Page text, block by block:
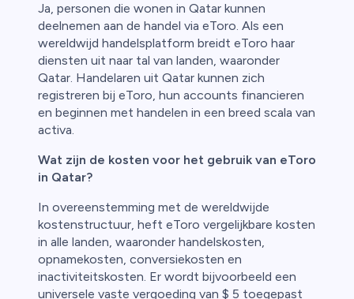
Ja, personen die wonen in Qatar kunnen
deelnemen aan de handel via eToro. Als een
wereldwijd handelsplatform breidt eToro haar
diensten uit naar tal van landen, waaronder
Qatar. Handelaren uit Qatar kunnen zich
registreren bij eToro, hun accounts financieren
en beginnen met handelen in een breed scala van
activa.
Wat zijn de kosten voor het gebruik van eToro
in Qatar?
In overeenstemming met de wereldwijde
kostenstructuur, heft eToro vergelijkbare kosten
in alle landen, waaronder handelskosten,
opnamekosten, conversiekosten en
inactiviteitskosten. Er wordt bijvoorbeeld een
universele vaste vergoeding van $ 5 toegepast